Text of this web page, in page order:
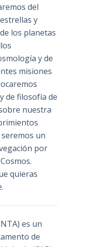
del
y
los planetas
y de
misiones
de filosofía de
nuestra
un
por
quieras
es un
de